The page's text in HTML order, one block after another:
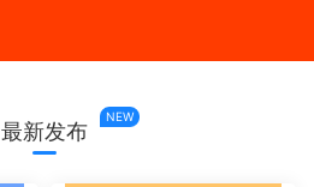
最新发布
NEW